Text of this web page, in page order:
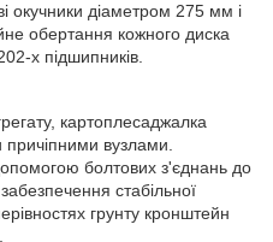
окучники діаметром 275 мм і
обертання кожного диска
х підшипників.
картоплесаджалка
вузлами.
болтових з'єднань до
стабільної
грунту кронштейн